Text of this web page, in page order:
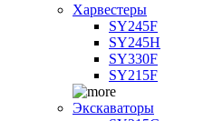
Харвестеры
SY245F
SY245H
SY330F
SY215F
Экскаваторы